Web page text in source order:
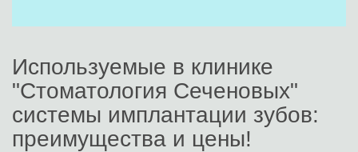
Используемые в клинике
"Стоматология Сеченовых"
системы имплантации зубов:
преимущества и цены!